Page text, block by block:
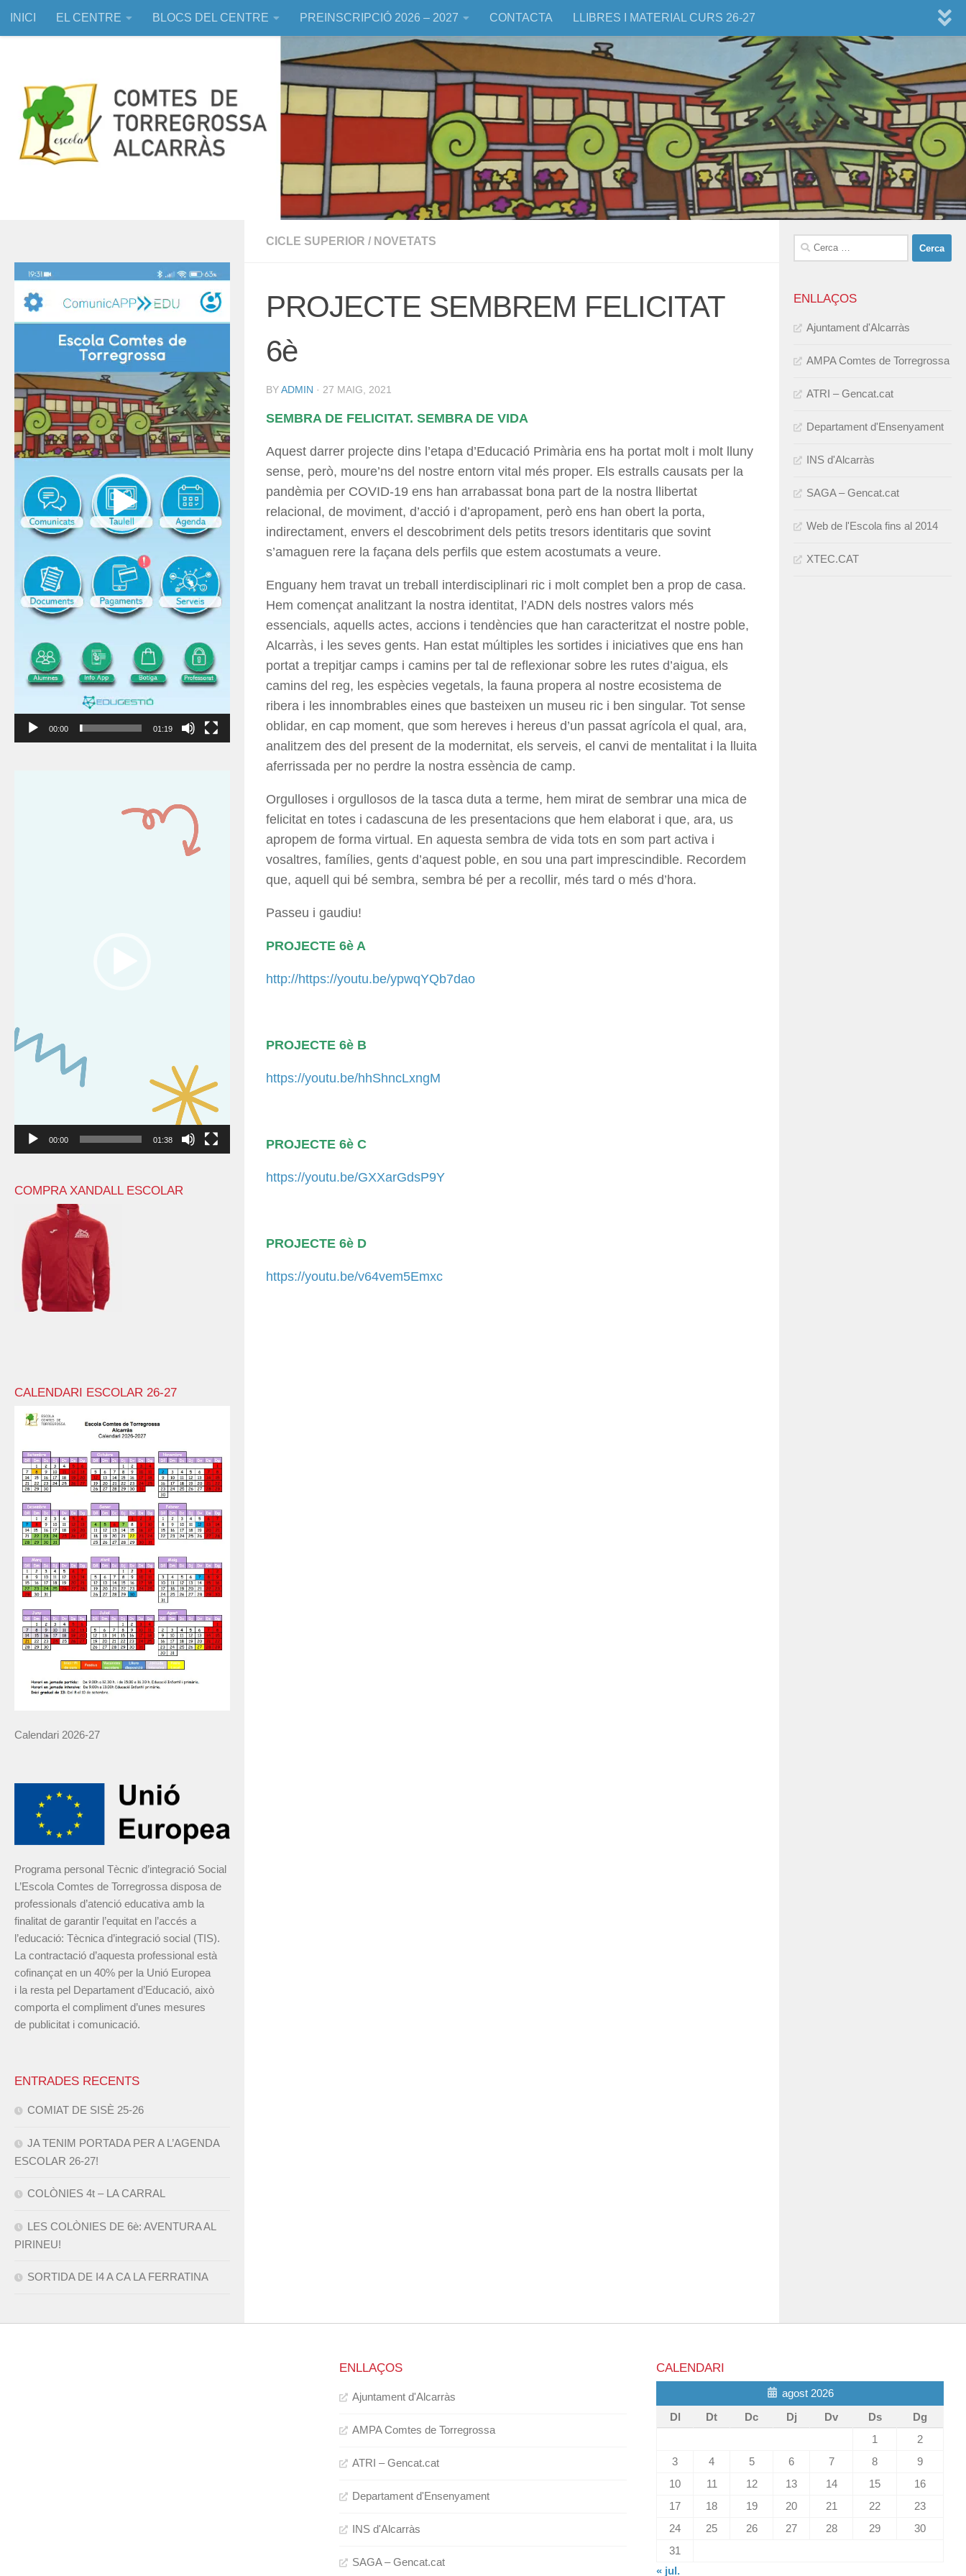
Skip to content
INICI EL CENTRE BLOCS DEL CENTRE PREINSCRIPCIÓ 2026 – 2027 CONTACTA LLIBRES I MATERIAL CURS 26-27
CICLE SUPERIOR / NOVETATS
PROJECTE SEMBREM FELICITAT
6è
BYADMIN · 27 MAIG, 2021
SEMBRA DE FELICITAT. SEMBRA DE VIDA
Aquest darrer projecte dins l’etapa d’Educació Primària ens ha portat molt i molt lluny
sense, però, moure’ns del nostre entorn vital més proper. Els estralls causats per la
pandèmia per COVID-19 ens han arrabassat bona part de la nostra llibertat
relacional, de moviment, d’acció i d’apropament, però ens han obert la porta,
indirectament, envers el descobriment dels petits tresors identitaris que sovint
s’amaguen rere la façana dels perfils que estem acostumats a veure.
Enguany hem travat un treball interdisciplinari ric i molt complet ben a prop de casa.
Hem començat analitzant la nostra identitat, l’ADN dels nostres valors més
essencials, aquells actes, accions i tendències que han caracteritzat el nostre poble,
Alcarràs, i les seves gents. Han estat múltiples les sortides i iniciatives que ens han
portat a trepitjar camps i camins per tal de reflexionar sobre les rutes d’aigua, els
camins del reg, les espècies vegetals, la fauna propera al nostre ecosistema de
ribera i les innombrables eines que basteixen un museu ric i ben singular. Tot sense
oblidar, en cap moment, que som hereves i hereus d’un passat agrícola el qual, ara,
analitzem des del present de la modernitat, els serveis, el canvi de mentalitat i la lluita
aferrissada per no perdre la nostra essència de camp.
Orgulloses i orgullosos de la tasca duta a terme, hem mirat de sembrar una mica de
felicitat en totes i cadascuna de les presentacions que hem elaborat i que, ara, us
apropem de forma virtual. En aquesta sembra de vida tots en som part activa i
vosaltres, famílies, gents d’aquest poble, en sou una part imprescindible. Recordem
que, aquell qui bé sembra, sembra bé per a recollir, més tard o més d’hora.
Passeu i gaudiu!
PROJECTE 6è A
http://https://youtu.be/ypwqYQb7dao
PROJECTE 6è B
https://youtu.be/hhShncLxngM
PROJECTE 6è C
https://youtu.be/GXXarGdsP9Y
PROJECTE 6è D
https://youtu.be/v64vem5Emxc
Reproductor
vídeo
00:00 01:19
00:00 01:38
COMPRA XANDALL ESCOLAR
CALENDARI ESCOLAR 26-27
Calendari 2026-27
Programa personal Tècnic d’integració Social
L’Escola Comtes de Torregrossa disposa de
professionals d’atenció educativa amb la
finalitat de garantir l’equitat en l’accés a
l’educació: Tècnica d’integració social (TIS).
La contractació d’aquesta professional està
cofinançat en un 40% per la Unió Europea
i la resta pel Departament d’Educació, això
comporta el compliment d’unes mesures
de publicitat i comunicació.
ENTRADES RECENTS
COMIAT DE SISÈ 25-26
JA TENIM PORTADA PER A L’AGENDA
ESCOLAR 26-27!
COLÒNIES 4t – LA CARRAL
LES COLÒNIES DE 6è: AVENTURA AL
PIRINEU!
SORTIDA DE I4 A CA LA FERRATINA
Cerca:
ENLLAÇOS
Ajuntament d'Alcarràs
AMPA Comtes de Torregrossa
ATRI – Gencat.cat
Departament d'Ensenyament
INS d'Alcarràs
SAGA – Gencat.cat
Web de l'Escola fins al 2014
XTEC.CAT
ENLLAÇOS
Ajuntament d'Alcarràs
AMPA Comtes de Torregrossa
ATRI – Gencat.cat
Departament d'Ensenyament
INS d'Alcarràs
SAGA – Gencat.cat
CALENDARI
agost 2026
Dl
Dt Dc Dj Dv Ds
Dg
1
2
3
4 5 6 7 8
9
10
11 12 13 14 15
16
17
18 19 20 21 22
23
24
25 26 27 28 29
30
31
« jul.